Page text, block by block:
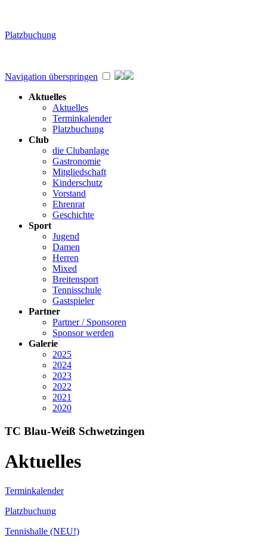
Platzbuchung
Navigation überspringen
Aktuelles
Aktuelles
Terminkalender
Platzbuchung
Club
die Clubanlage
Gastronomie
Mitgliedschaft
Kinderschutz
Vorstand
Ehrenrat
Geschichte
Sport
Jugend
Damen
Herren
Mixed
Breitensport
Tennisschule
Gastspieler
Partner
Partner / Sponsoren
Sponsor werden
Galerie
2025
2024
2023
2022
2021
2020
TC Blau-Weiß Schwetzingen
Aktuelles
Terminkalender
Platzbuchung
Tennishalle (NEU!)